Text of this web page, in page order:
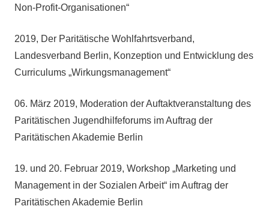
Non-Profit-Organisationen“
2019, Der Paritätische Wohlfahrtsverband,
Landesverband Berlin, Konzeption und Entwicklung des
Curriculums „Wirkungsmanagement“
06. März 2019, Moderation der Auftaktveranstaltung des
Paritätischen Jugendhilfeforums im Auftrag der
Paritätischen Akademie Berlin
19. und 20. Februar 2019, Workshop „Marketing und
Management in der Sozialen Arbeit“ im Auftrag der
Paritätischen Akademie Berlin